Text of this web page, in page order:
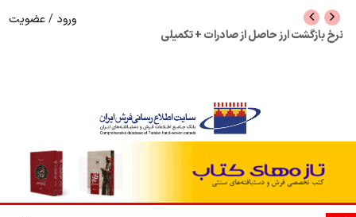
نرخ بازگشت ارز حاصل از صادرات + تکمیلی
ورود /عضویت